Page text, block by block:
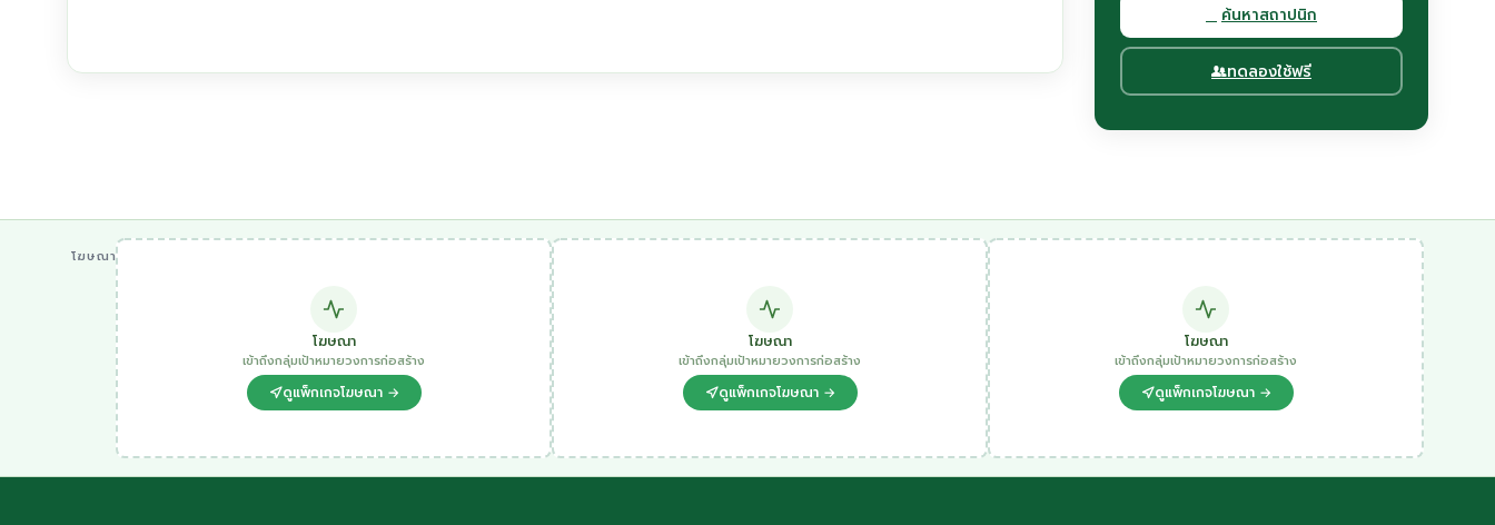
ค้นหาสถาปนิก
ทดลองใช้ฟรี
โฆษณา
โฆษณา
เข้าถึงกลุ่มเป้าหมายวงการก่อสร้าง
ดูแพ็กเกจโฆษณา →
โฆษณา
เข้าถึงกลุ่มเป้าหมายวงการก่อสร้าง
ดูแพ็กเกจโฆษณา →
โฆษณา
เข้าถึงกลุ่มเป้าหมายวงการก่อสร้าง
ดูแพ็กเกจโฆษณา →